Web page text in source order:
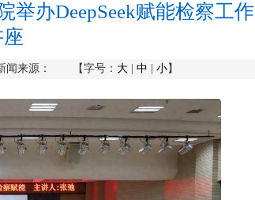
办DeepSeek赋能检察工作
闻来源： 【字号： 大 中 小】